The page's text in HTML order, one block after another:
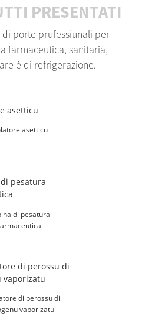
PRESENTATI
di porte prufessiunali per
farmaceutica, sanitaria,
è di refrigerazione.
asetticu
di pesatura
di perossu di
vaporizatu